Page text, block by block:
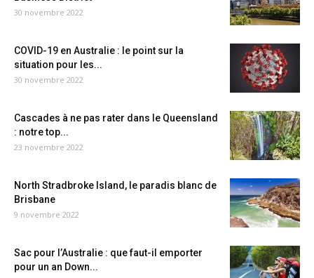
30 novembre 2022
COVID-19 en Australie : le point sur la
situation pour les...
30 novembre 2022
Cascades à ne pas rater dans le Queensland
: notre top...
23 novembre 2022
North Stradbroke Island, le paradis blanc de
Brisbane
9 novembre 2022
Sac pour l’Australie : que faut-il emporter
pour un an Down...